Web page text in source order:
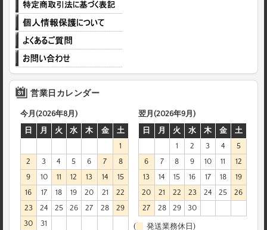
営業日カレンダー
今月(2026年8月)
日
月 火 水 木 金
土
1
2
3 4 5 6 7
8
9
10 11 12 13 14
15
16
17 18 19 20 21
22
23
24 25 26 27 28
29
30
31
翌月(2026年9月)
日
月 火 水 木 金
土
1
2 3 4
5
6
7 8 9 10 11
12
13
14 15 16 17 18
19
20
21 22 23 24 25
26
27
28 29 30
( 発送業務休日)